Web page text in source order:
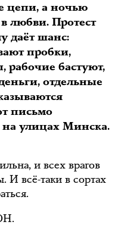
цепи, а ночью
любви. Протест
даёт шанс:
пробки,
бастуют,
отдельные
письмо
улицах Минска.
и всех врагов
И всё-таки в сортах